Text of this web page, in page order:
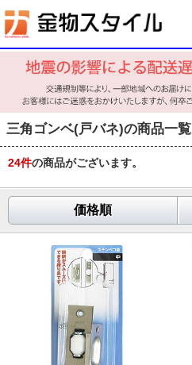
三角ゴンベ(戸バネ)の商品一覧
24件の商品がございます。
価格順